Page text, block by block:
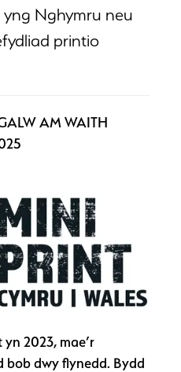
yng Nghymru neu
printio
AM WAITH
2023, mae’r
dwy flynedd. Bydd